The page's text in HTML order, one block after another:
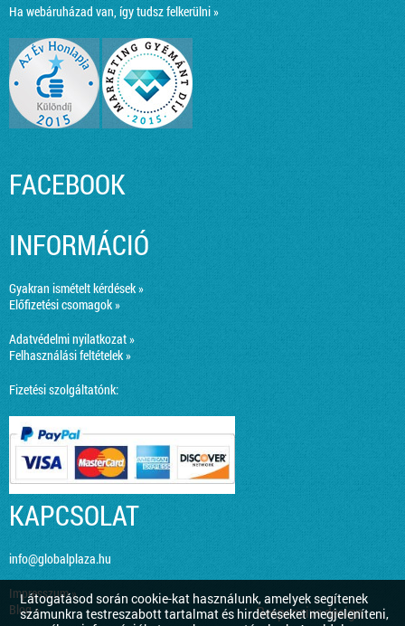
Látogatásod során cookie-kat használunk, amelyek segítenek
számunkra testreszabott tartalmat és hirdetéseket megjeleníteni,
Ha webáruházad van, így tudsz felkerülni »
FACEBOOK
INFORMÁCIÓ
Gyakran ismételt kérdések »
Előfizetési csomagok »
Adatvédelmi nyilatkozat »
Felhasználási feltételek »
Fizetési szolgáltatónk:
KAPCSOLAT
info@globalplaza.hu
Impresszum »
Blog »
Responsive design